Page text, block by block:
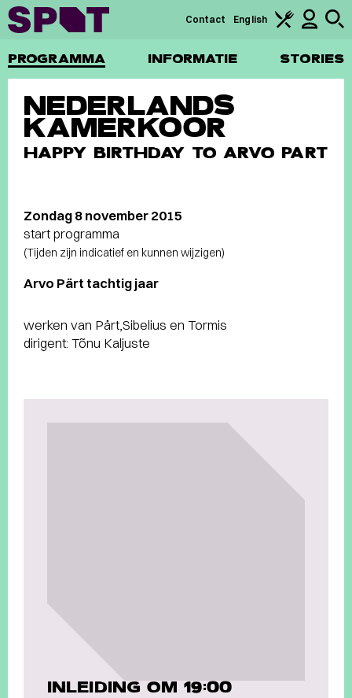
PROGRAMMA INFORMATIE STORIES
Contact English
NEDERLANDS
KAMERKOOR
HAPPY BIRTHDAY TO ARVO PART
Zondag 8 november 2015
start programma
(Tijden zijn indicatief en kunnen wijzigen)
Arvo Pärt tachtig jaar
werken van Pärt,Sibelius en Tormis
dirigent: Tõnu Kaljuste
INLEIDING OM 19:00